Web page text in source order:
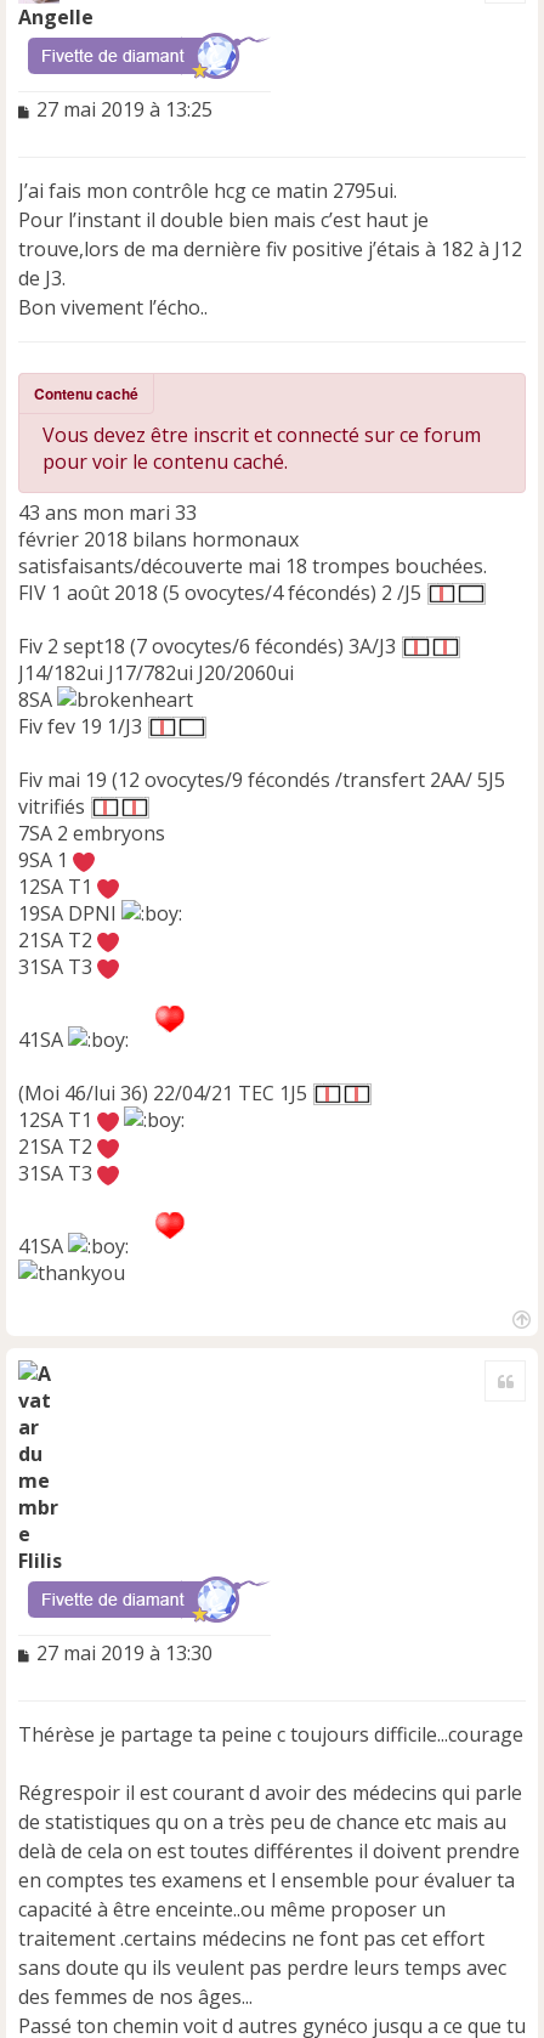
Angelle
M
a
g
e
n
o
n
27 mai 2019 à 13:25
J’ai fais mon contrôle hcg ce matin 2795ui.
Pour l’instant il double bien mais c’est haut je
trouve,lors de ma dernière fiv positive j’étais à 182 à J12
de J3.
Bon vivement l’écho..
Contenu caché
Vous devez être inscrit et connecté sur ce forum
pour voir le contenu caché.
43 ans mon mari 33
février 2018 bilans hormonaux
satisfaisants/découverte mai 18 trompes bouchées.
FIV 1 août 2018 (5 ovocytes/4 fécondés) 2 /J5
Fiv 2 sept18 (7 ovocytes/6 fécondés) 3A/J3
J14/182ui J17/782ui J20/2060ui
8SA
Fiv fev 19 1/J3
Fiv mai 19 (12 ovocytes/9 fécondés /transfert 2AA/ 5J5
vitrifiés
7SA 2 embryons
9SA 1
12SA T1
19SA DPNI
21SA T2
31SA T3
41SA
(Moi 46/lui 36) 22/04/21 TEC 1J5
12SA T1
21SA T2
31SA T3
41SA
Flilis
M
s
a
e
n
o
n
l
u
27 mai 2019 à 13:30
Thérèse je partage ta peine c toujours difficile...courage
Régrespoir il est courant d avoir des médecins qui parle
de statistiques qu on a très peu de chance etc mais au
delà de cela on est toutes différentes il doivent prendre
en comptes tes examens et l ensemble pour évaluer ta
capacité à être enceinte..ou même proposer un
traitement .certains médecins ne font pas cet effort
sans doute qu ils veulent pas perdre leurs temps avec
des femmes de nos âges...
Passé ton chemin voit d autres gynéco jusqu a ce que tu